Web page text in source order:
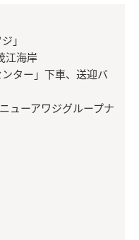
」
江海岸
ター」下車、送迎バ
ニューアワジグループナ